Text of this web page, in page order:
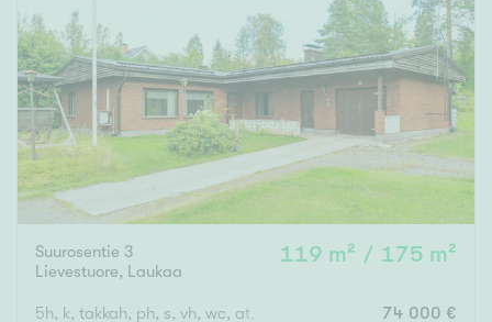
Suurosentie 3
Lievestuore, Laukaa
119 m² / 175 m²
5h, k, takkah, ph, s, vh, wc, at, varasto 74 000 €